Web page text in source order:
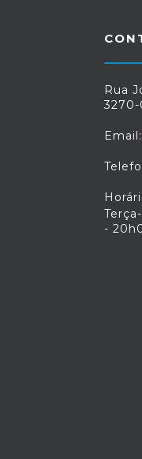
Rua
3270-
Email:
-